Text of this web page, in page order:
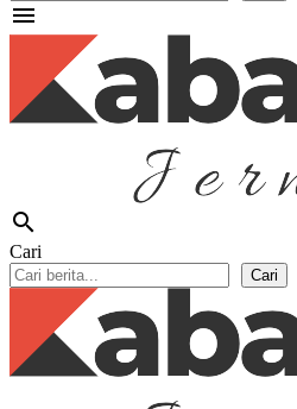
menu
search
Cari
Cari